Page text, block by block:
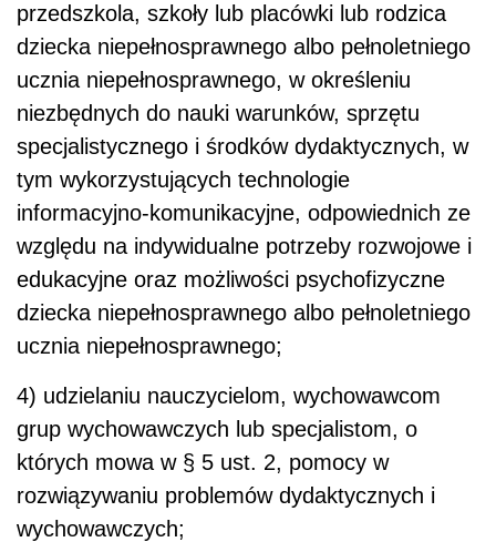
przedszkola, szkoły lub placówki lub rodzica
dziecka niepełnosprawnego albo pełnoletniego
ucznia niepełnosprawnego, w określeniu
niezbędnych do nauki warunków, sprzętu
specjalistycznego i środków dydaktycznych, w
tym wykorzystujących technologie
informacyjno-komunikacyjne, odpowiednich ze
względu na indywidualne potrzeby rozwojowe i
edukacyjne oraz możliwości psychofizyczne
dziecka niepełnosprawnego albo pełnoletniego
ucznia niepełnosprawnego;
4) udzielaniu nauczycielom, wychowawcom
grup wychowawczych lub specjalistom, o
których mowa w § 5 ust. 2, pomocy w
rozwiązywaniu problemów dydaktycznych i
wychowawczych;